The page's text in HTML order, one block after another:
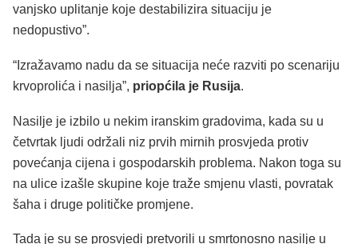
vanjsko uplitanje koje destabilizira situaciju je
nedopustivo”.
“Izražavamo nadu da se situacija neće razviti po scenariju
krvoprolića i nasilja”, priopćila je Rusija.
Nasilje je izbilo u nekim iranskim gradovima, kada su u
četvrtak ljudi održali niz prvih mirnih prosvjeda protiv
povećanja cijena i gospodarskih problema. Nakon toga su
na ulice izašle skupine koje traže smjenu vlasti, povratak
šaha i druge političke promjene.
Tada je su se prosvjedi pretvorili u smrtonosno nasilje u